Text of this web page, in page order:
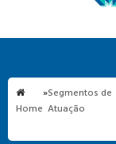
Home
»Segmentos de
Atuação